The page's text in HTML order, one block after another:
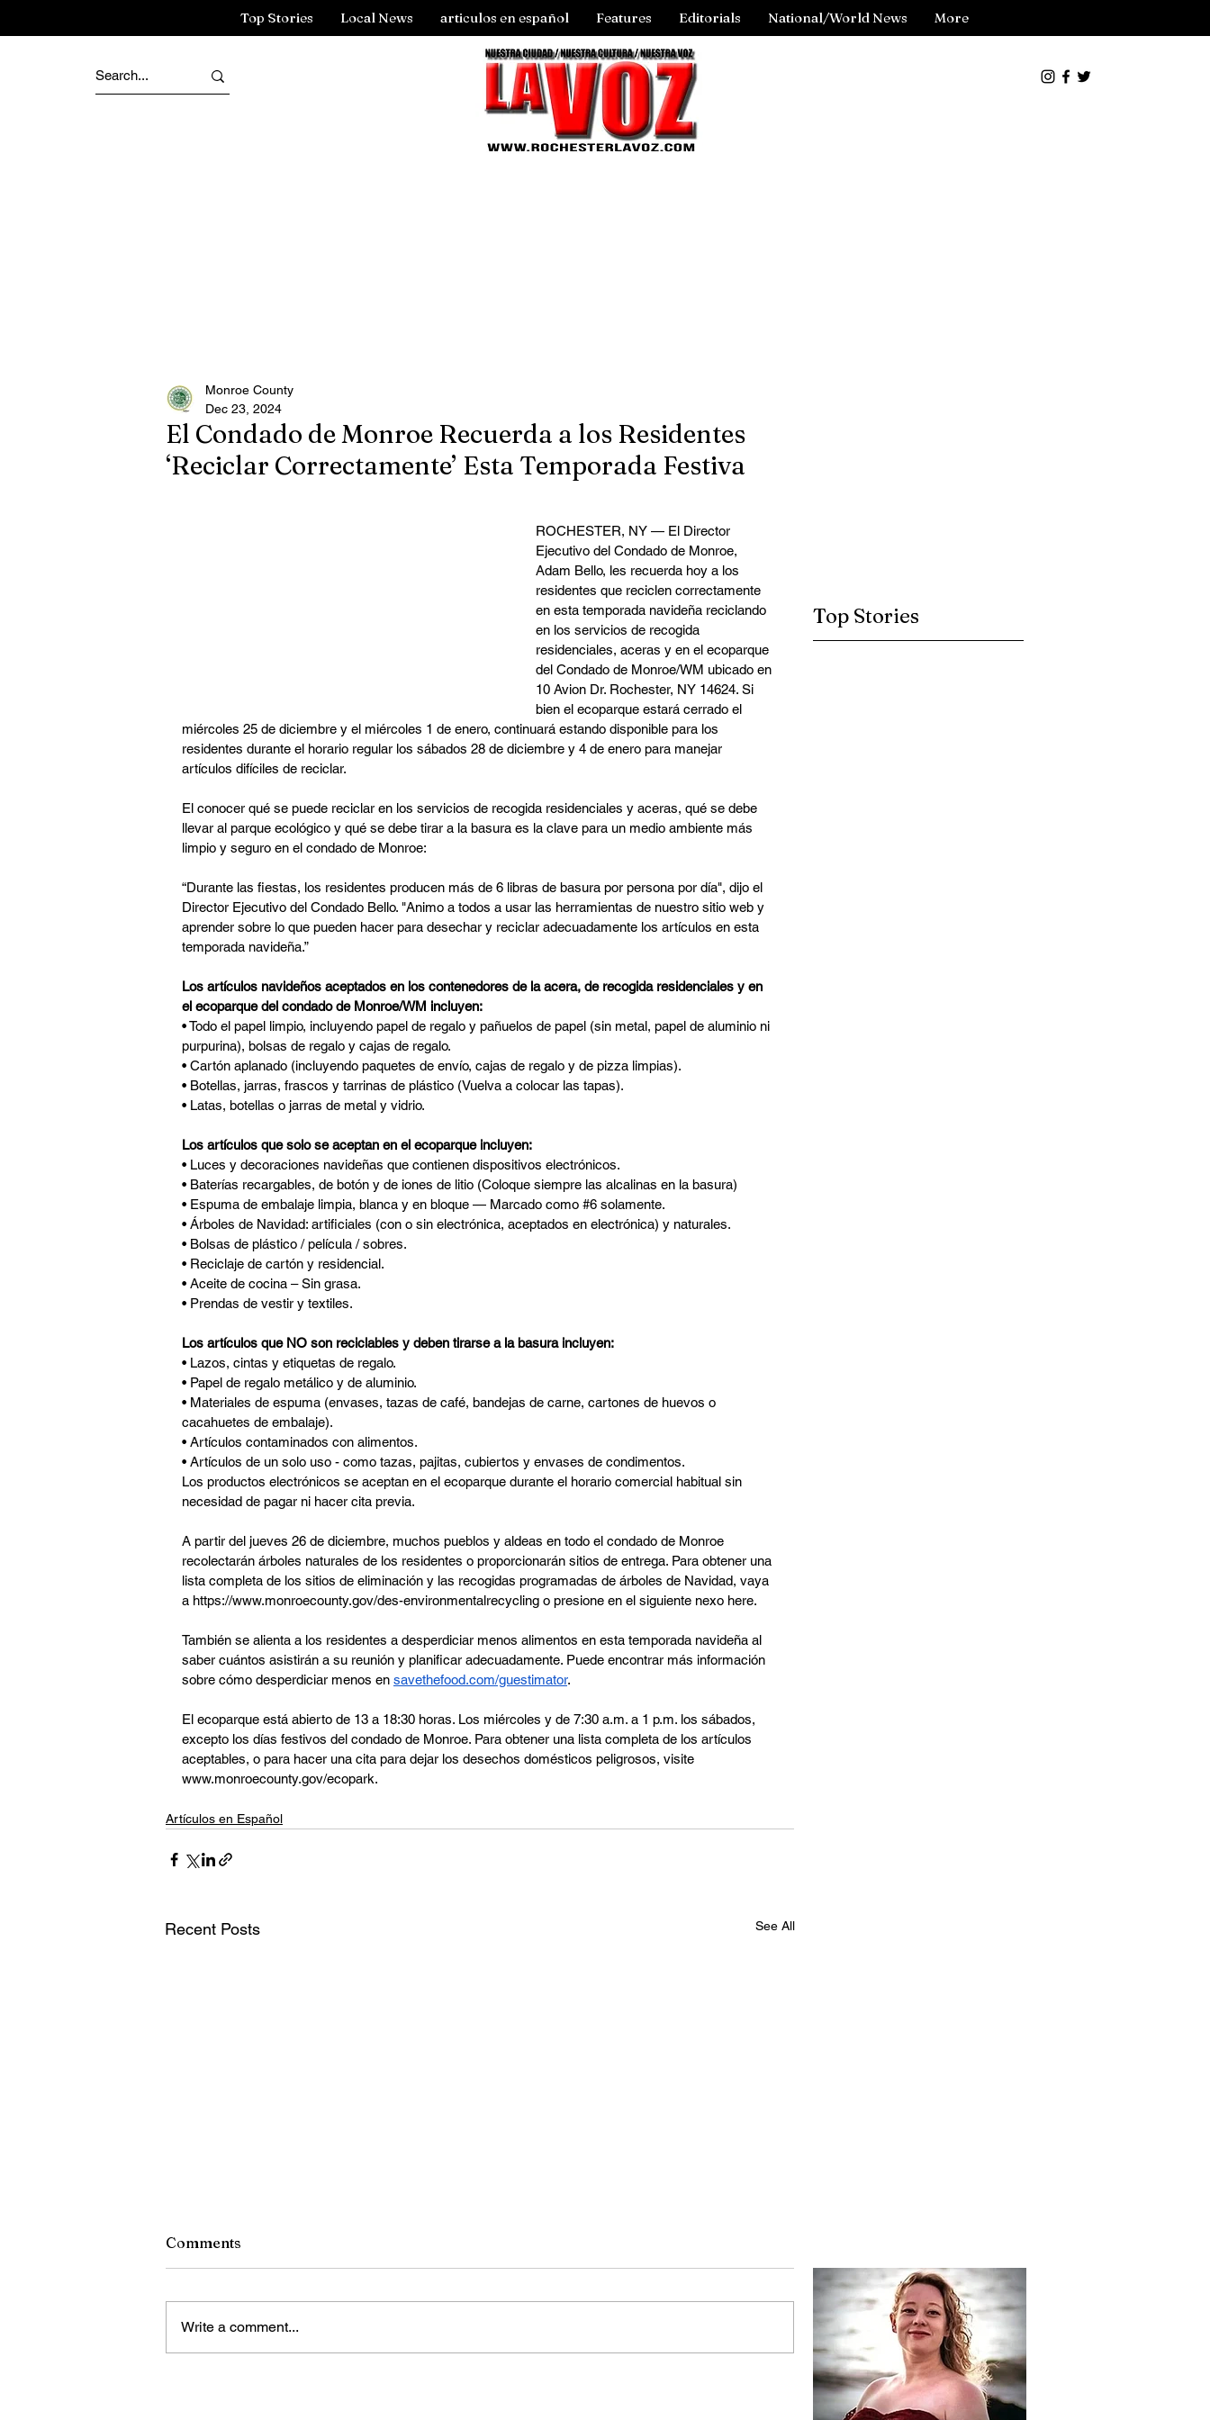
Top Stories Local News articulos en español Features Editorials National/World News More
El Condado de Monroe Recuerda a los Residentes
‘Reciclar Correctamente’ Esta Temporada Festiva
Monroe County
Dec 23, 2024
ROCHESTER, NY — El Director
Ejecutivo del Condado de Monroe,
Adam Bello, les recuerda hoy a los
residentes que reciclen correctamente
en esta temporada navideña reciclando
en los servicios de recogida
residenciales, aceras y en el ecoparque
del Condado de Monroe/WM ubicado en
10 Avion Dr. Rochester, NY 14624. Si
bien el ecoparque estará cerrado el
miércoles 25 de diciembre y el miércoles 1 de enero, continuará estando disponible para los
residentes durante el horario regular los sábados 28 de diciembre y 4 de enero para manejar
artículos difíciles de reciclar.
El conocer qué se puede reciclar en los servicios de recogida residenciales y aceras, qué se debe
llevar al parque ecológico y qué se debe tirar a la basura es la clave para un medio ambiente más
limpio y seguro en el condado de Monroe:
“Durante las fiestas, los residentes producen más de 6 libras de basura por persona por día", dijo el
Director Ejecutivo del Condado Bello. "Animo a todos a usar las herramientas de nuestro sitio web y
aprender sobre lo que pueden hacer para desechar y reciclar adecuadamente los artículos en esta
temporada navideña.”
Los artículos navideños aceptados en los contenedores de la acera, de recogida residenciales y en
el ecoparque del condado de Monroe/WM incluyen:
• Todo el papel limpio, incluyendo papel de regalo y pañuelos de papel (sin metal, papel de aluminio ni
purpurina), bolsas de regalo y cajas de regalo.
• Cartón aplanado (incluyendo paquetes de envío, cajas de regalo y de pizza limpias).
• Botellas, jarras, frascos y tarrinas de plástico (Vuelva a colocar las tapas).
• Latas, botellas o jarras de metal y vidrio.
Los artículos que solo se aceptan en el ecoparque incluyen:
• Luces y decoraciones navideñas que contienen dispositivos electrónicos.
• Baterías recargables, de botón y de iones de litio (Coloque siempre las alcalinas en la basura)
• Espuma de embalaje limpia, blanca y en bloque — Marcado como #6 solamente.
• Árboles de Navidad: artificiales (con o sin electrónica, aceptados en electrónica) y naturales.
• Bolsas de plástico / película / sobres.
• Reciclaje de cartón y residencial.
• Aceite de cocina – Sin grasa.
• Prendas de vestir y textiles.
Los artículos que NO son reciclables y deben tirarse a la basura incluyen:
• Lazos, cintas y etiquetas de regalo.
• Papel de regalo metálico y de aluminio.
• Materiales de espuma (envases, tazas de café, bandejas de carne, cartones de huevos o
cacahuetes de embalaje).
• Artículos contaminados con alimentos.
• Artículos de un solo uso - como tazas, pajitas, cubiertos y envases de condimentos.
Los productos electrónicos se aceptan en el ecoparque durante el horario comercial habitual sin
necesidad de pagar ni hacer cita previa.
A partir del jueves 26 de diciembre, muchos pueblos y aldeas en todo el condado de Monroe
recolectarán árboles naturales de los residentes o proporcionarán sitios de entrega. Para obtener una
lista completa de los sitios de eliminación y las recogidas programadas de árboles de Navidad, vaya
a https://www.monroecounty.gov/des-environmentalrecycling o presione en el siguiente nexo here.
También se alienta a los residentes a desperdiciar menos alimentos en esta temporada navideña al
saber cuántos asistirán a su reunión y planificar adecuadamente. Puede encontrar más información
sobre cómo desperdiciar menos en savethefood.com/guestimator.
El ecoparque está abierto de 13 a 18:30 horas. Los miércoles y de 7:30 a.m. a 1 p.m. los sábados,
excepto los días festivos del condado de Monroe. Para obtener una lista completa de los artículos
aceptables, o para hacer una cita para dejar los desechos domésticos peligrosos, visite
www.monroecounty.gov/ecopark.
Artículos en Español
Recent Posts See All
Comments
Write a comment...
Top Stories